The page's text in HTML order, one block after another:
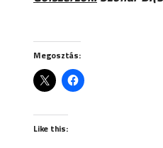
Megosztás:
Like this: